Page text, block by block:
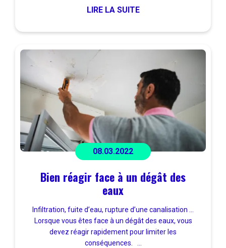
LIRE LA SUITE
08.03.2022
Bien réagir face à un dégât des
eaux
Infiltration, fuite d’eau, rupture d’une canalisation …
Lorsque vous êtes face à un dégât des eaux, vous
devez réagir rapidement pour limiter les
conséquences. ...